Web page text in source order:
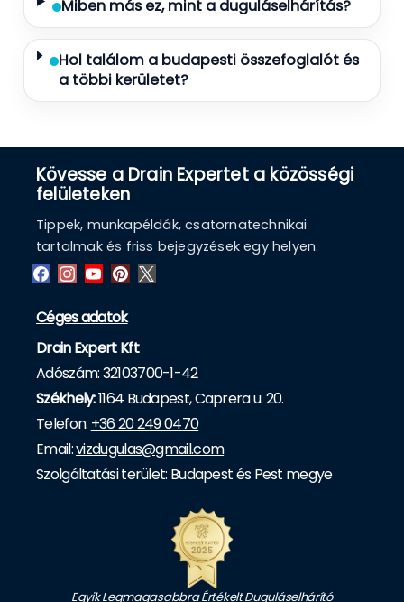
Miben más ez, mint a duguláselhárítás?
Hol találom a budapesti összefoglalót és
a többi kerületet?
Kövesse a Drain Expertet a közösségi
felületeken
Tippek, munkapéldák, csatornatechnikai
tartalmak és friss bejegyzések egy helyen.
Céges adatok
Drain Expert Kft
Adószám: 32103700-1-42
Székhely:1164 Budapest, Caprera u. 20.
Telefon: +36 20 249 0470
Email:vizdugulas@gmail.com
Szolgáltatási terület: Budapest és Pest megye
Egyik Legmagasabbra Értékelt Duguláselhárító